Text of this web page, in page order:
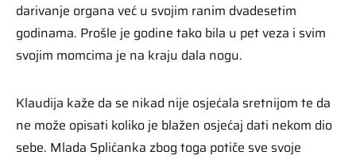
darivanje organa već u svojim ranim dvadesetim
godinama. Prošle je godine tako bila u pet veza i svim
svojim momcima je na kraju dala nogu.
Klaudija kaže da se nikad nije osjećala sretnijom te da
ne može opisati koliko je blažen osjećaj dati nekom dio
sebe. Mlada Splićanka zbog toga potiče sve svoje